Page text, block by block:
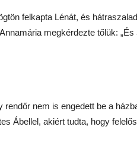
felkapta Lénát, és
megkérdezte tőlük: „És
rendőr nem is engedett be a
Ábellel, akiért tudta, hogy